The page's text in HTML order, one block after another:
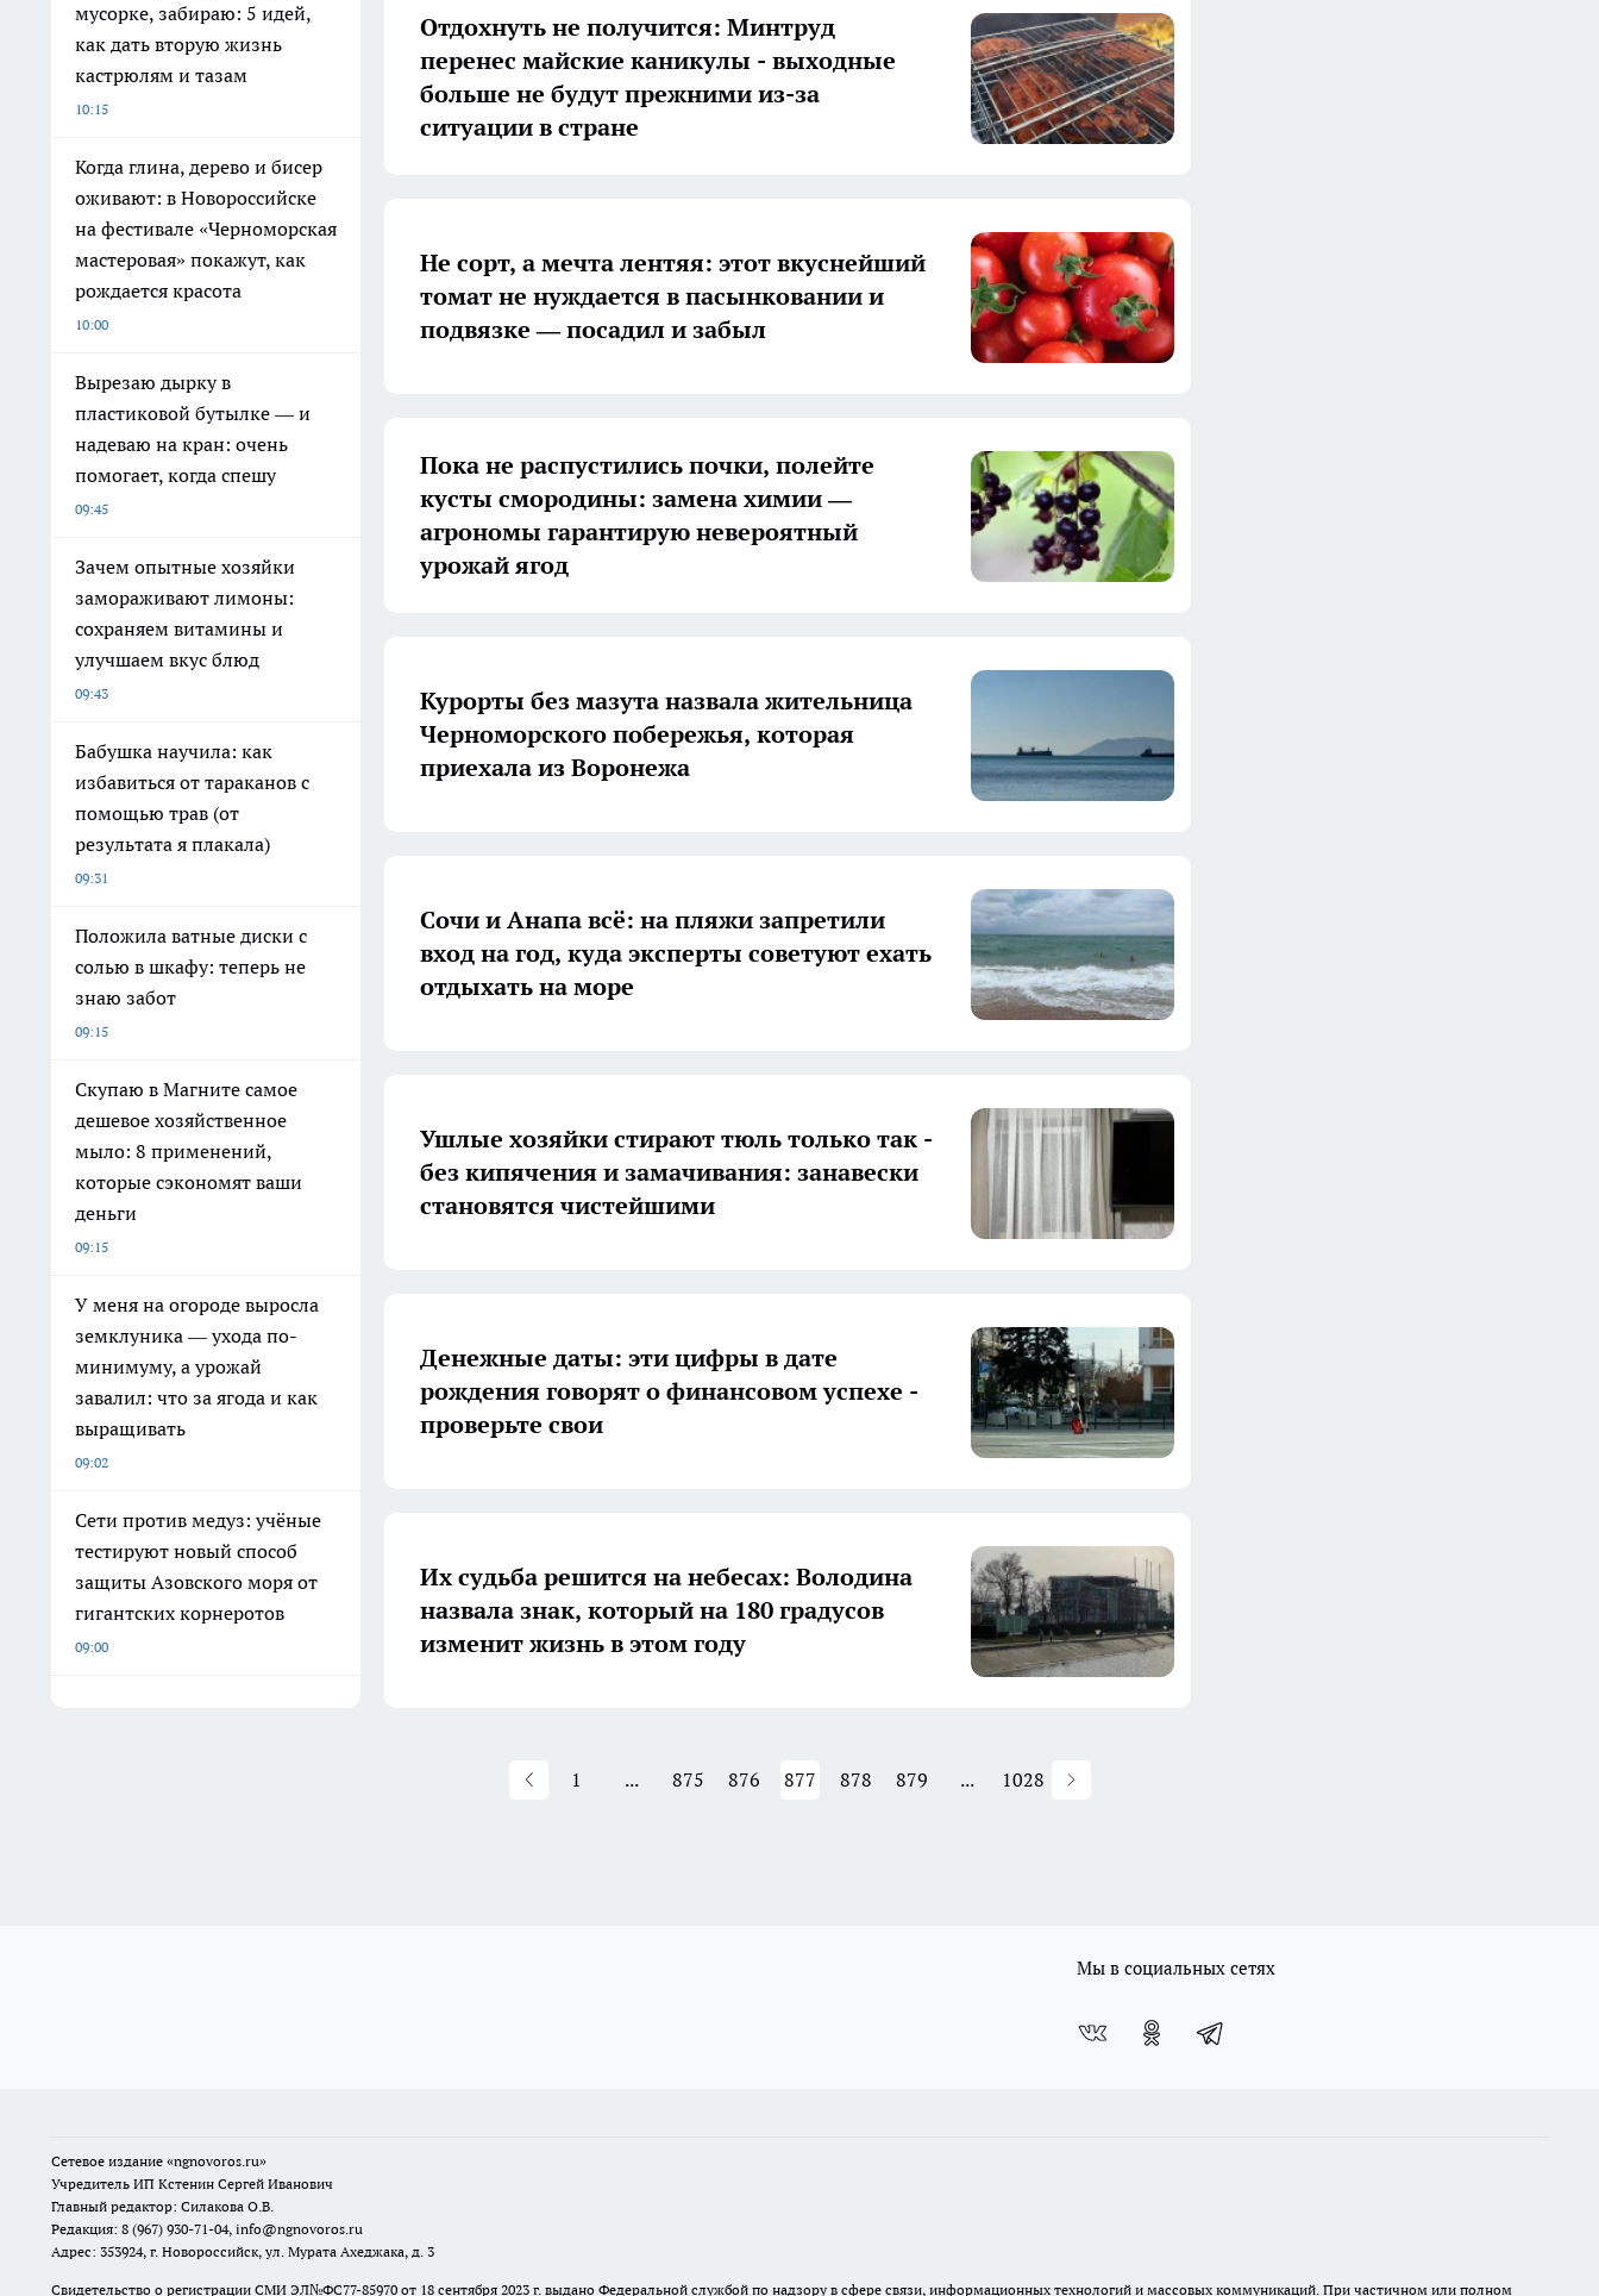
мусорке, забираю: 5 идей,
как дать вторую жизнь
кастрюлям и тазам
10:15
Когда глина, дерево и бисер
оживают: в Новороссийске
на фестивале «Черноморская
мастеровая» покажут, как
рождается красота
10:00
Вырезаю дырку в
пластиковой бутылке — и
надеваю на кран: очень
помогает, когда спешу
09:45
Зачем опытные хозяйки
замораживают лимоны:
сохраняем витамины и
улучшаем вкус блюд
09:43
Бабушка научила: как
избавиться от тараканов с
помощью трав (от
результата я плакала)
09:31
Положила ватные диски с
солью в шкафу: теперь не
знаю забот
09:15
Скупаю в Магните самое
дешевое хозяйственное
мыло: 8 применений,
которые сэкономят ваши
деньги
09:15
У меня на огороде выросла
земклуника — ухода по-
минимуму, а урожай
завалил: что за ягода и как
выращивать
09:02
Сети против медуз: учёные
тестируют новый способ
защиты Азовского моря от
гигантских корнеротов
09:00
Отдохнуть не получится: Минтруд
перенес майские каникулы - выходные
больше не будут прежними из-за
ситуации в стране
Не сорт, а мечта лентяя: этот вкуснейший
томат не нуждается в пасынковании и
подвязке — посадил и забыл
Пока не распустились почки, полейте
кусты смородины: замена химии —
агрономы гарантирую невероятный
урожай ягод
Курорты без мазута назвала жительница
Черноморского побережья, которая
приехала из Воронежа
Сочи и Анапа всё: на пляжи запретили
вход на год, куда эксперты советуют ехать
отдыхать на море
Ушлые хозяйки стирают тюль только так -
без кипячения и замачивания: занавески
становятся чистейшими
Денежные даты: эти цифры в дате
рождения говорят о финансовом успехе -
проверьте свои
Их судьба решится на небесах: Володина
назвала знак, который на 180 градусов
изменит жизнь в этом году
1 ... 875 876 877 878 879 ... 1028
Мы в социальных сетях
Сетевое издание «ngnovoros.ru»
Учредитель ИП Кстенин Сергей Иванович
Главный редактор: Силакова О.В.
Редакция: 8 (967) 930-71-04, info@ngnovoros.ru
Адрес: 353924, г. Новороссийск, ул. Мурата Ахеджака, д. 3
Свидетельство о регистрации СМИ ЭЛ№ФС77-85970 от 18 сентября 2023 г. выдано Федеральной службой по надзору в сфере связи, информационных технологий и массовых коммуникаций. При частичном или полном